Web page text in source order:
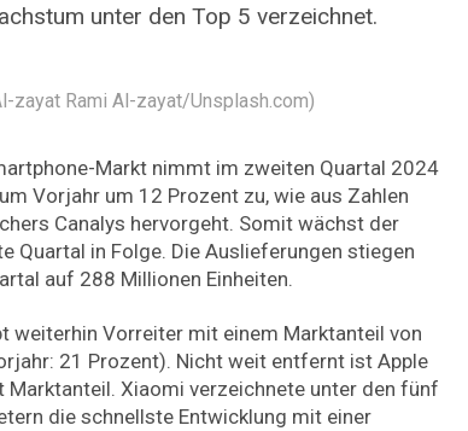
unter den Top 5 verzeichnet.
zayat Rami Al-zayat/Unsplash.com)
Markt nimmt im zweiten Quartal 2024
Vorjahr um 12 Prozent zu, wie aus Zahlen
Canalys hervorgeht. Somit wächst der
Quartal in Folge. Die Auslieferungen stiegen
auf 288 Millionen Einheiten.
weiterhin Vorreiter mit einem Marktanteil von
21 Prozent). Nicht weit entfernt ist Apple
Marktanteil. Xiaomi verzeichnete unter den fünf
die schnellste Entwicklung mit einer